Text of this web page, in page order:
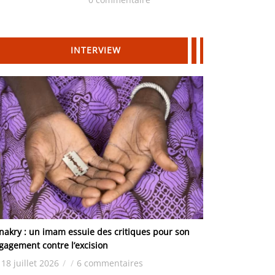
INTERVIEW
: un imam essuie des critiques pour son
contre l’excision
18 juillet 2026 / / 6 commentaires